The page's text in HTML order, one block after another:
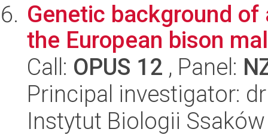
Genetic background
the European bison
Call: OPUS 12 , Panel:
Principal investigator:
Instytut Biologii Ssaków